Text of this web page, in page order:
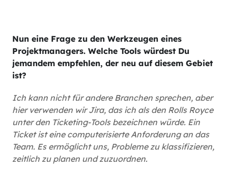
Nun eine Frage zu den Werkzeugen eines
Projektmanagers. Welche Tools würdest Du
jemandem empfehlen, der neu auf diesem Gebiet
ist?
Ich kann nicht für andere Branchen sprechen, aber
hier verwenden wir Jira, das ich als den Rolls Royce
unter den Ticketing-Tools bezeichnen würde. Ein
Ticket ist eine computerisierte Anforderung an das
Team. Es ermöglicht uns, Probleme zu klassifizieren,
zeitlich zu planen und zuzuordnen.